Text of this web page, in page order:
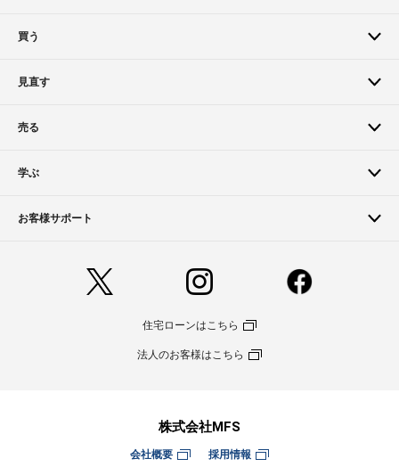
買う
見直す
売る
学ぶ
お客様サポート
住宅ローンはこちら
法人のお客様はこちら
株式会社MFS
会社概要 採用情報